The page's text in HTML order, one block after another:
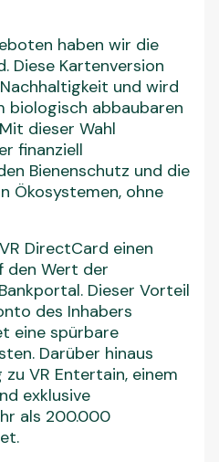
haben wir die
Diese Kartenversion
und wird
biologisch abbaubaren
dieser Wahl
finanziell
Bienenschutz und die
Ökosystemen, ohne
DirectCard einen
den Wert der
Dieser Vorteil
des Inhabers
eine spürbare
Darüber hinaus
VR Entertain, einem
exklusive
als 200.000